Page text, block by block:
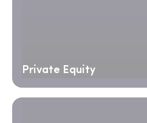
Private Equity